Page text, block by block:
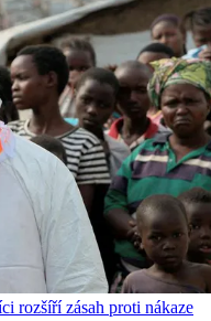
rozšíří zásah proti nákaze